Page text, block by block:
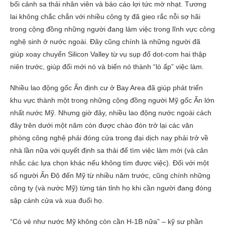
bối cảnh sa thải nhân viên và báo cáo lợi tức mờ nhạt. Tương
lai không chắc chắn với nhiều công ty đã gieo rắc nỗi sợ hãi
trong cộng đồng những người đang làm việc trong lĩnh vực công
nghệ sinh ở nước ngoài. Đây cũng chính là những người đã
giúp xoay chuyển Silicon Valley từ vụ sụp đổ dot-com hai thập
niên trước, giúp đổi mới nó và biến nó thành “lò ấp” việc làm.
Nhiều lao động gốc Ấn định cư ở Bay Area đã giúp phát triển
khu vực thành một trong những cộng đồng người Mỹ gốc Ấn lớn
nhất nước Mỹ. Nhưng giờ đây, nhiều lao động nước ngoài cách
đây trên dưới một năm còn được chào đón trở lại các văn
phòng công nghệ phải đóng cửa trong đại dịch nay phải trở về
nhà lần nữa với quyết định sa thải để tìm việc làm mới (và cân
nhắc các lựa chọn khác nếu không tìm được việc). Đối với một
số người Ấn Độ đến Mỹ từ nhiều năm trước, cũng chính những
công ty (và nước Mỹ) từng tán tỉnh họ khi cần người đang đóng
sập cánh cửa và xua đuổi họ.
“Có vẻ như nước Mỹ không còn cần H-1B nữa” – kỹ sư phần